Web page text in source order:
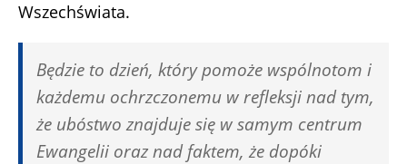
Wszechświata.
Będzie to dzień, który pomoże wspólnotom i
każdemu ochrzczonemu w refleksji nad tym,
że ubóstwo znajduje się w samym centrum
Ewangelii oraz nad faktem, że dopóki